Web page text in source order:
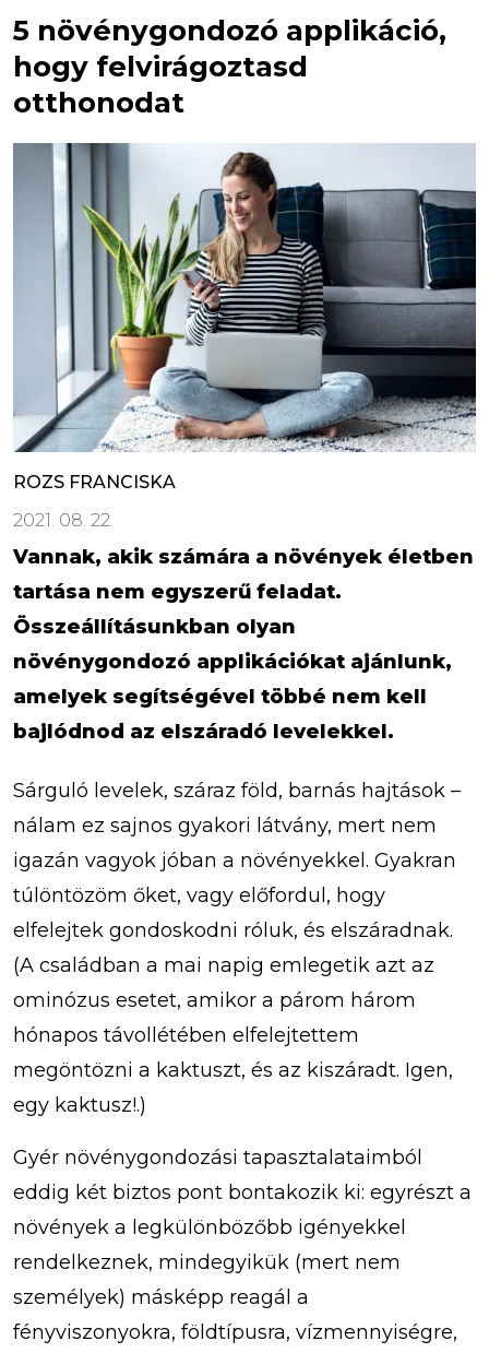
5 növénygondozó applikáció,
hogy felvirágoztasd
otthonodat
ROZS FRANCISKA
2021. 08. 22.
Vannak, akik számára a növények életben
tartása nem egyszerű feladat.
Összeállításunkban olyan
növénygondozó applikációkat ajánlunk,
amelyek segítségével többé nem kell
bajlódnod az elszáradó levelekkel.
Sárguló levelek, száraz föld, barnás hajtások –
nálam ez sajnos gyakori látvány, mert nem
igazán vagyok jóban a növényekkel. Gyakran
túlöntözöm őket, vagy előfordul, hogy
elfelejtek gondoskodni róluk, és elszáradnak.
(A családban a mai napig emlegetik azt az
ominózus esetet, amikor a párom három
hónapos távollétében elfelejtettem
megöntözni a kaktuszt, és az kiszáradt. Igen,
egy kaktusz!.)
Gyér növénygondozási tapasztalataimból
eddig két biztos pont bontakozik ki: egyrészt a
növények a legkülönbözőbb igényekkel
rendelkeznek, mindegyikük (mert nem
személyek) másképp reagál a
fényviszonyokra, földtípusra, vízmennyiségre,